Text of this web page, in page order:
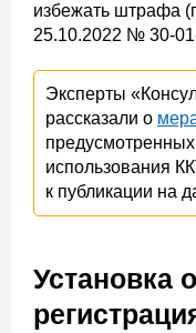
избежать штрафа
25.10.2022 № 30-
Эксперты
рассказали о
использования
к публикации на
Установка